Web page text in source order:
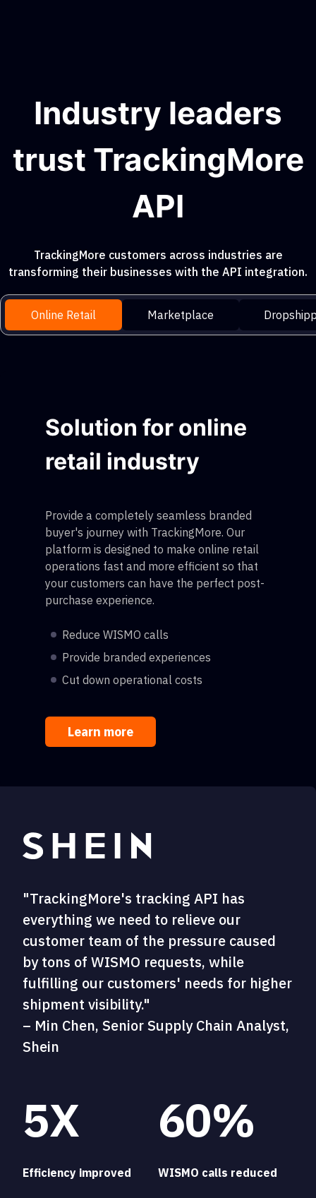
Industry leaders
trust TrackingMore
API
TrackingMore customers across industries are
transforming their businesses with the API integration.
Online Retail Marketplace
Solution for online
retail industry
Provide a completely seamless branded
buyer's journey with TrackingMore. Our
platform is designed to make online retail
operations fast and more efficient so that
your customers can have the perfect post-
purchase experience.
Reduce WISMO calls
Provide branded experiences
Cut down operational costs
Learn more
"TrackingMore's tracking API has
everything we need to relieve our
customer team of the pressure caused
by tons of WISMO requests, while
fulfilling our customers' needs for higher
shipment visibility."
– Min Chen, Senior Supply Chain Analyst,
Shein
5X
Efficiency improved
60%
WISMO calls reduced